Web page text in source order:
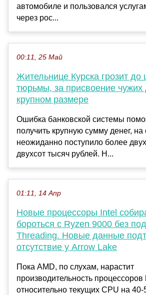
автомобиле и пользовался
через рос...
00:11, 25 Май
Жительнице Курска грозит до
тюрьмы, за присвоение чужих
крупном размере
Ошибка банковской системы
получить крупную сумму денег, на
неожиданно поступило более
двухсот тысяч рублей. Н...
01:11, 14 Апр
Новые процессоры Intel
бороться с Ryzen 9000 без
Threading. Новые данные
отсутствие у Arrow Lake
Пока AMD, по слухам, нарастит
производительность
относительно текущих CPU на 40-